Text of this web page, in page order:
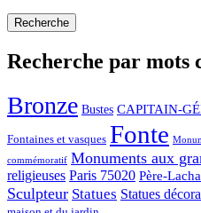
Recherche par mots
Bronze Bustes CAPITAIN-
Fontaines et vasques Fonte
commémoratif Monuments aux
religieuses Paris 75020 Père-
Sculpteur Statues Statues